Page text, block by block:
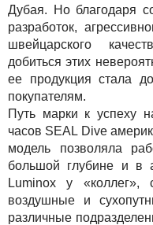
Дубая. Но благодаря
разработок,
швейцарского
добиться этих
ее продукция стала
покупателям.
Путь марки к успеху
часов SEAL Dive
модель позволяла
большой глубине и в
Luminox у «коллег»,
воздушные и
различные